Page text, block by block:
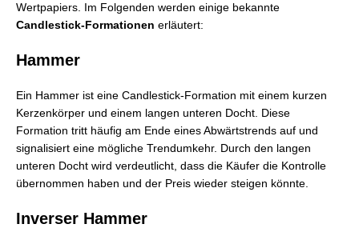
Wertpapiers. Im Folgenden werden einige bekannte
Candlestick-Formationen erläutert:
Hammer
Ein Hammer ist eine Candlestick-Formation mit einem kurzen
Kerzenkörper und einem langen unteren Docht. Diese
Formation tritt häufig am Ende eines Abwärtstrends auf und
signalisiert eine mögliche Trendumkehr. Durch den langen
unteren Docht wird verdeutlicht, dass die Käufer die Kontrolle
übernommen haben und der Preis wieder steigen könnte.
Inverser Hammer